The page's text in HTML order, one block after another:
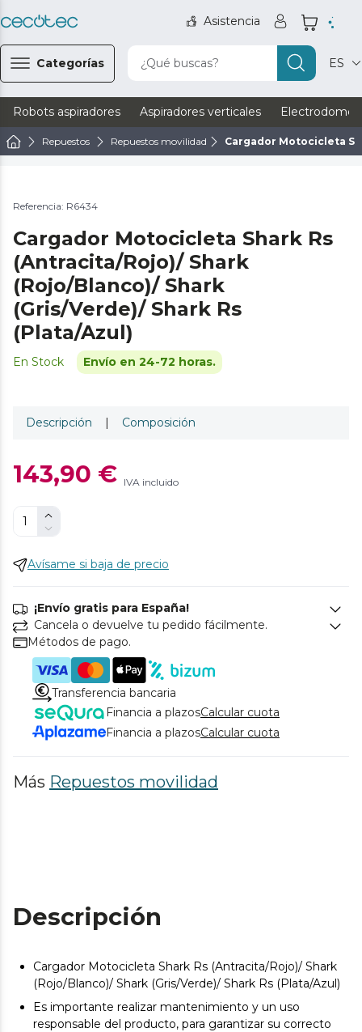
Asistencia
Categorías ¿Qué buscas? ES
Robots aspiradores Aspiradores verticales
Repuestos Repuestos movilidad Cargador Motocicleta
Referencia: R6434
Cargador Motocicleta Shark Rs
(Antracita/Rojo)/ Shark
(Rojo/Blanco)/ Shark
(Gris/Verde)/ Shark Rs
(Plata/Azul)
En Stock Envío en 24-72 horas.
Descripción | Composición
143,90 € IVA incluido
Avísame si baja de precio
¡Envío gratis para España!
Cancela o devuelve tu pedido fácilmente.
Métodos de pago.
Transferencia bancaria
Financia a plazosCalcular cuota
Financia a plazosCalcular cuota
Más Repuestos movilidad
Descripción
Cargador Motocicleta Shark Rs (Antracita/Rojo)/ Shark
(Rojo/Blanco)/ Shark (Gris/Verde)/ Shark Rs (Plata/Azul)
Es importante realizar mantenimiento y un uso
responsable del producto, para garantizar su correcto